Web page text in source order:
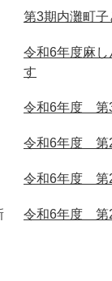
第3期内灘町
令和6年度麻
す
令和6年度 第
令和6年度 第
令和6年度 第
令和6年度 第